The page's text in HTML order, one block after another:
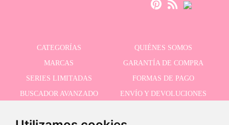
CATEGORÍAS
QUIÉNES SOMOS
MARCAS
GARANTÍA DE COMPRA
SERIES LIMITADAS
FORMAS DE PAGO
BUSCADOR AVANZADO
ENVÍO Y DEVOLUCIONES